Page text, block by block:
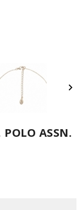

ASSN.